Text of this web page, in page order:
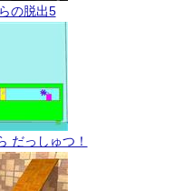
の脱出5
だっしゅつ！